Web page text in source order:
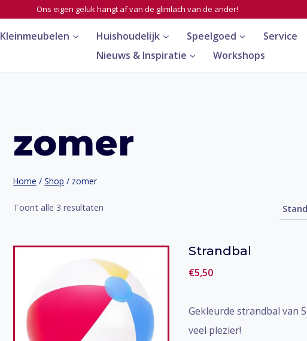
Ons eigen geluk hangt af van de glimlach van de ander!
Kleinmeubelen Huishoudelijk Speelgoed Service
Nieuws & Inspiratie
Workshops
zomer
Home / Shop / zomer
Toont alle 3 resultaten
Strandbal
€5,50
Gekleurde strandbal van
veel plezier!